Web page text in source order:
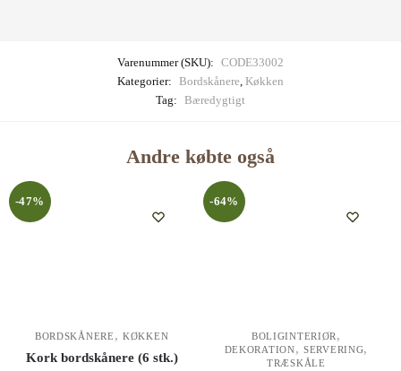
Varenummer (SKU): CODE33002
Kategorier: Bordskånere Køkken
Tag: Bæredygtigt
Andre købte også
-47%
BORDSKÅNERE ,KØKKEN
Kork bordskånere (6 stk.)
-64%
BOLIGINTERIØR,
DEKORATION,SERVERING,
TRÆSKÅLE